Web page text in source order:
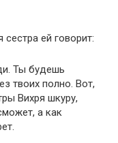
ей говорит:
Ты будешь
твоих полно. Вот,
Вихря шкуру,
а как